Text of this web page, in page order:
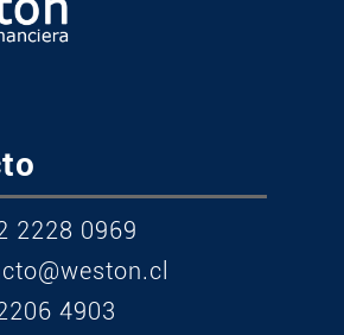
2228 0969
4903